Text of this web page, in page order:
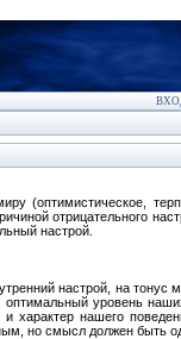
(оптимистическое,
отрицательного
настрой.
настрой, на тонус
оптимальный уровень
характер нашего
но смысл должен быть